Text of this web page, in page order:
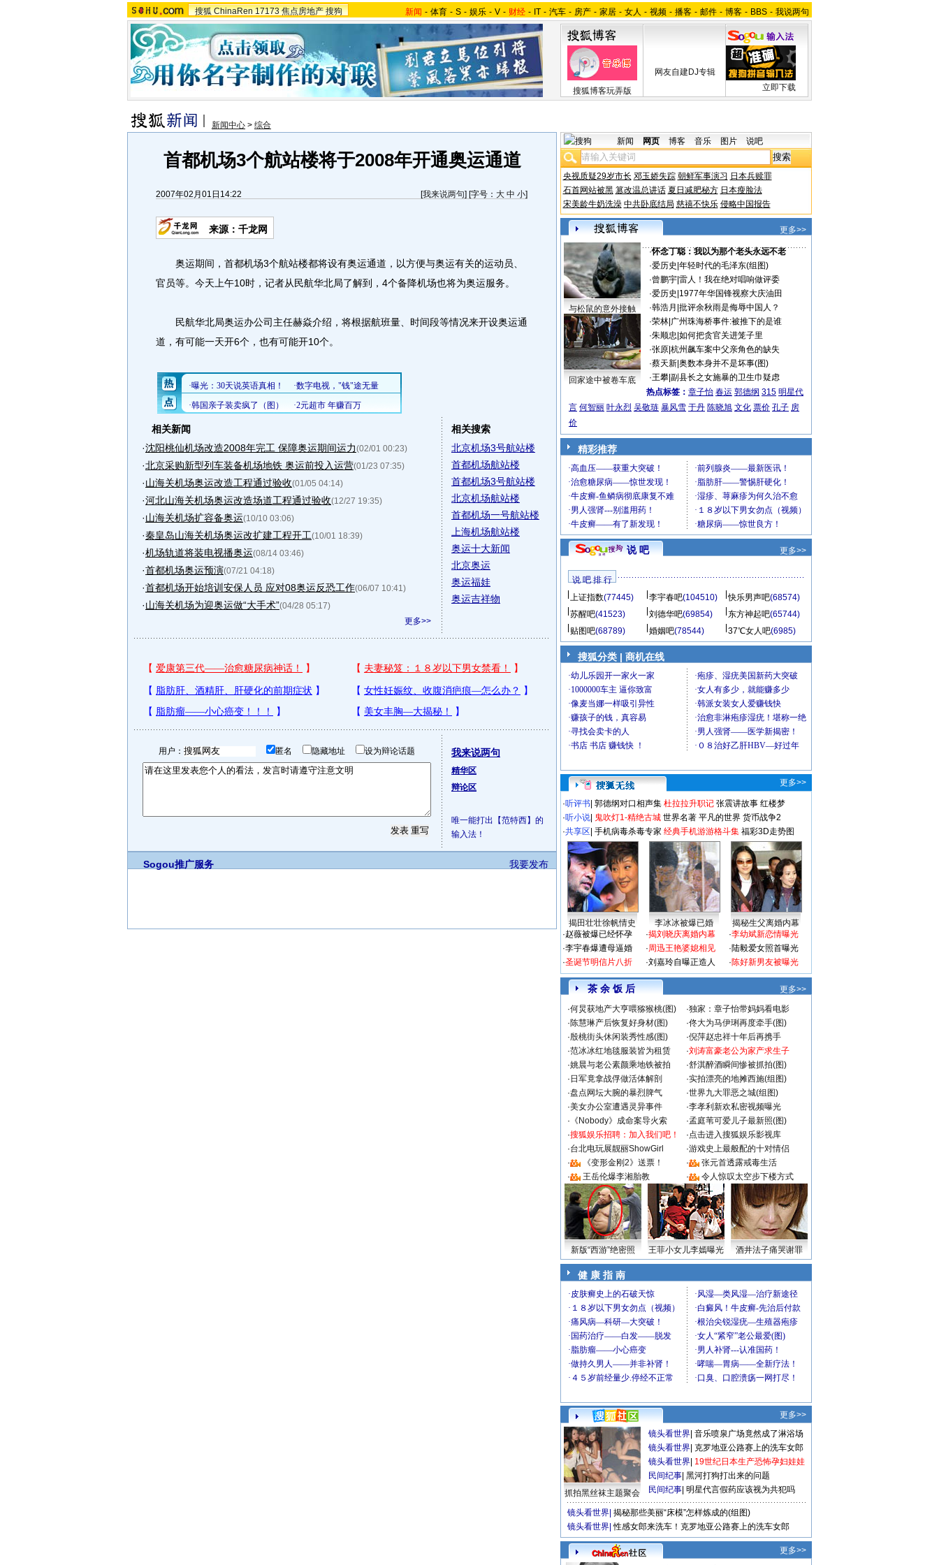
搜狐 ChinaRen 17173 焦点房地产 搜狗 新闻 - 体育 - S - 娱乐 - V - 财经 - IT - 汽车 - 房产 - 家居 - 女人 - 视频 - 播客 - 邮件 - 博客 - BBS - 我说两句
搜狐博客玩弄版
网友自建DJ专辑
立即下载
新闻中心 > 综合
首都机场3个航站楼将于2008年开通奥运通道
2007年02月01日14:22 [我来说两句] [字号： 大 中 小]
来源：千龙网
奥运期间，首都机场3个航站楼都将设有奥运通道，以方便与奥运有关的运动员、
官员等。今天上午10时，记者从民航华北局了解到，4个备降机场也将为奥运服务。
民航华北局奥运办公司主任赫焱介绍，将根据航班量、时间段等情况来开设奥运通
道，有可能一天开6个，也有可能开10个。
相关新闻
·沈阳桃仙机场改造2008年完工 保障奥运期间运力(02/01 00:23)
·北京采购新型列车装备机场地铁 奥运前投入运营(01/23 07:35)
·山海关机场奥运改造工程通过验收(01/05 04:14)
·河北山海关机场奥运改造场道工程通过验收(12/27 19:35)
·山海关机场扩容备奥运(10/10 03:06)
·秦皇岛山海关机场奥运改扩建工程开工(10/01 18:39)
·机场轨道将装电视播奥运(08/14 03:46)
·首都机场奥运预演(07/21 04:18)
·首都机场开始培训安保人员 应对08奥运反恐工作(06/07 10:41)
·山海关机场为迎奥运做“大手术”(04/28 05:17)
更多>>
相关搜索
北京机场3号航站楼
首都机场航站楼
首都机场3号航站楼
北京机场航站楼
首都机场一号航站楼
上海机场航站楼
奥运十大新闻
北京奥运
奥运福娃
奥运吉祥物
用户： 匿名 隐藏地址 设为辩论话题 我来说两句
精华区
辩论区
唯一能打出【范特西】的
输入法！
我要发布
Sogou推广服务
新闻 网页 博客 音乐 图片 说吧
央视质疑29岁市长 邓玉娇失踪 朝鲜军事演习 日本兵赎罪
石首网站被黑 篡改温总讲话 夏日减肥秘方 日本瘦脸法
宋美龄牛奶洗澡 中共卧底结局 慈禧不快乐 侵略中国报告
更多>>
与松鼠的意外接触
回家途中被卷车底
·怀念丁聪：我以为那个老头永远不老
·爱历史 年轻时代的毛泽东(组图)
·曾鹏宇| 雷人！我在绝对唱响做评委
·爱历史 1977年华国锋视察大庆油田
·韩浩月 批评余秋雨是侮辱中国人？
·荣林| 广州珠海桥事件:被推下的是谁
·朱顺忠 如何把贪官关进笼子里
·张原| 杭州飙车案中父亲角色的缺失
·蔡天新| 奥数本身并不是坏事(图)
·王攀| 副县长之女施暴的卫生巾疑虑
热点标签： 章子怡 春运 郭德纲 315 明星代
言 何智丽 叶永烈 吴敬琏 暴风雪 于丹 陈晓旭 文化 票价 孔子 房
价
精彩推荐
说 吧 更多>>
说 吧 排 行
上证指数(77445) 李宇春吧(104510) 快乐男声吧(68574)
苏醒吧(41523) 刘德华吧(69854) 东方神起吧(65744)
贴图吧(68789) 婚姻吧(78544) 37℃女人吧(6985)
搜狐分类 | 商机在线
更多>>
·听评书 郭德纲对口相声集 杜拉拉升职记 张震讲故事 红楼梦
·听小说 鬼吹灯1-精绝古城 世界名著 平凡的世界 货币战争2
·共享区 手机病毒杀毒专家 经典手机游游格斗集 福彩3D走势图
揭田壮壮徐帆情史 李冰冰被爆已婚
揭秘生父离婚内幕
·赵薇被爆已经怀孕
·李宇春爆遭母逼婚
·圣诞节明信片八折
·揭刘晓庆离婚内幕
·周迅王艳婆媳相见
·刘嘉玲自曝正造人
·李幼斌新恋情曝光
·陆毅爱女照首曝光
·陈好新男友被曝光
茶 余 饭 后
更多>>
·何炅获地产大亨喂猕猴桃(图) ·独家：章子怡带妈妈看电影
·陈慧琳产后恢复好身材(图) ·佟大为马伊琍再度牵手(图)
·殷桃街头休闲装秀性感(图) ·倪萍赵忠祥十年后再携手
·范冰冰红地毯服装皆为租赁 ·刘涛富豪老公为家产求生子
·姚晨与老公素颜乘地铁被拍 ·舒淇醉酒瞬间惨被抓拍(图)
· 日军竟拿战俘做活体解剖 ·实拍漂亮的地摊西施(组图)
·盘点网坛大腕的暴烈脾气 ·世界九大罪恶之城(组图)
·美女办公室遭遇灵异事件 ·李孝利新欢私密视频曝光
· 《Nobody》成命案导火索 ·孟庭苇可爱儿子最新照(图)
·搜狐娱乐招聘：加入我们吧！ ·点击进入搜狐娱乐影视库
·台北电玩展靓丽ShowGirl ·游戏史上最般配的十对情侣
·
《变形金刚2》送票！ ·
张元首透露戒毒生活
·
王岳伦爆李湘胎教 · 令人惊叹太空步下楼方式
新版“西游”绝密照 王菲小女儿李嫣曝光 酒井法子痛哭谢罪
健 康 指 南
更多>>
抓拍黑丝袜主题聚会
镜头看世界 音乐喷泉广场竟然成了淋浴场
镜头看世界 克罗地亚公路赛上的洗车女郎
镜头看世界 19世纪日本生产恐怖孕妇娃娃
民间纪事 黑河打狗打出来的问题
民间纪事 明星代言假药应该视为共犯吗
镜头看世界 揭秘那些美丽“床模”怎样炼成的(组图)
镜头看世界 性感女郎来洗车！克罗地亚公路赛上的洗车女郎
更多>>